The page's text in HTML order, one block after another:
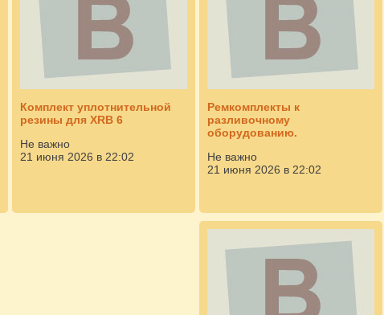
Комплект уплотнительной
резины для XRB 6
Не важно
21 июня 2026 в 22:02
Ремкомплекты к
разливочному
оборудованию.
Не важно
21 июня 2026 в 22:02